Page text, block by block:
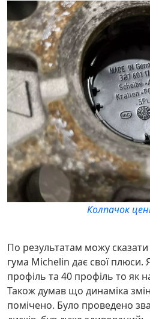
Колпачок
По результатам можу
гума Michelin дає свої
профіль та 40 профіль то як
Також думав що динаміка
помічено. Було проведено